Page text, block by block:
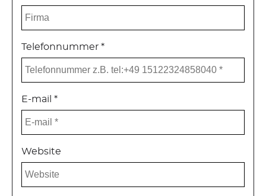
Telefonnummer *
E-mail *
Website